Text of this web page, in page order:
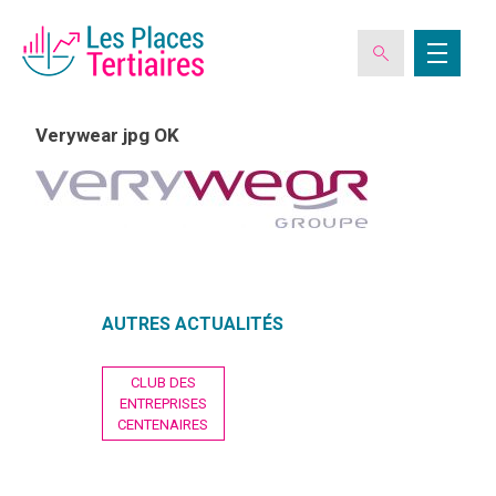
ESPACE ADHÉRENT
LES CLUBS DES PLACES TERTIAIRES
VERIQUALIS
Verywear jpg OK
AUTRES ACTUALITÉS
Navigation
de
l’article
CLUB DES
ENTREPRISES
CENTENAIRES